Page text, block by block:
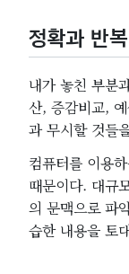
정확과 반복
내가 놓친 부분
산, 증감비교,
과 무시할 것들
컴퓨터를 이용
때문이다. 대규
의 문맥으로 파
습한 내용을 토